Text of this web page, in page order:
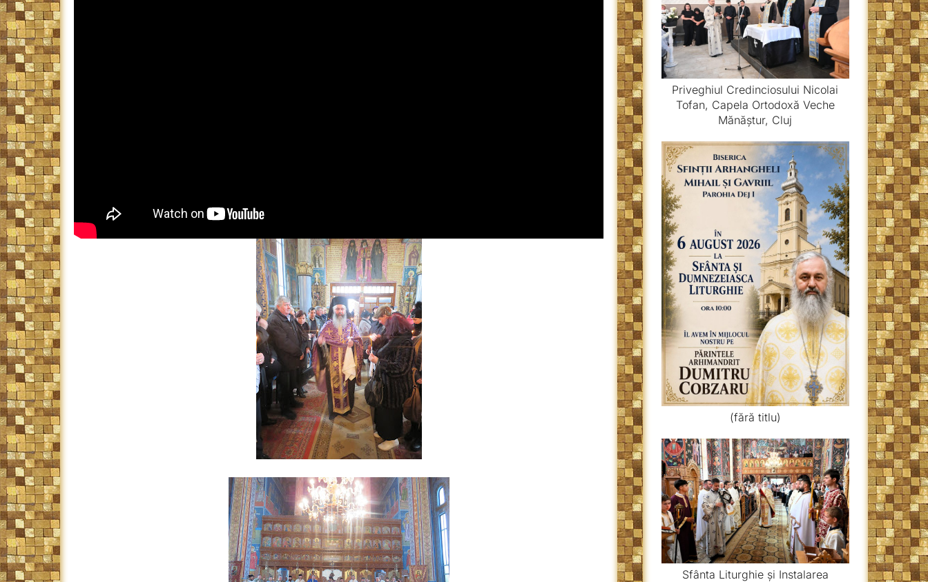
Priveghiul Credinciosului Nicolai
Tofan, Capela Ortodoxă Veche
Mănăștur, Cluj
(fără titlu)
Sfânta Liturghie și Instalarea